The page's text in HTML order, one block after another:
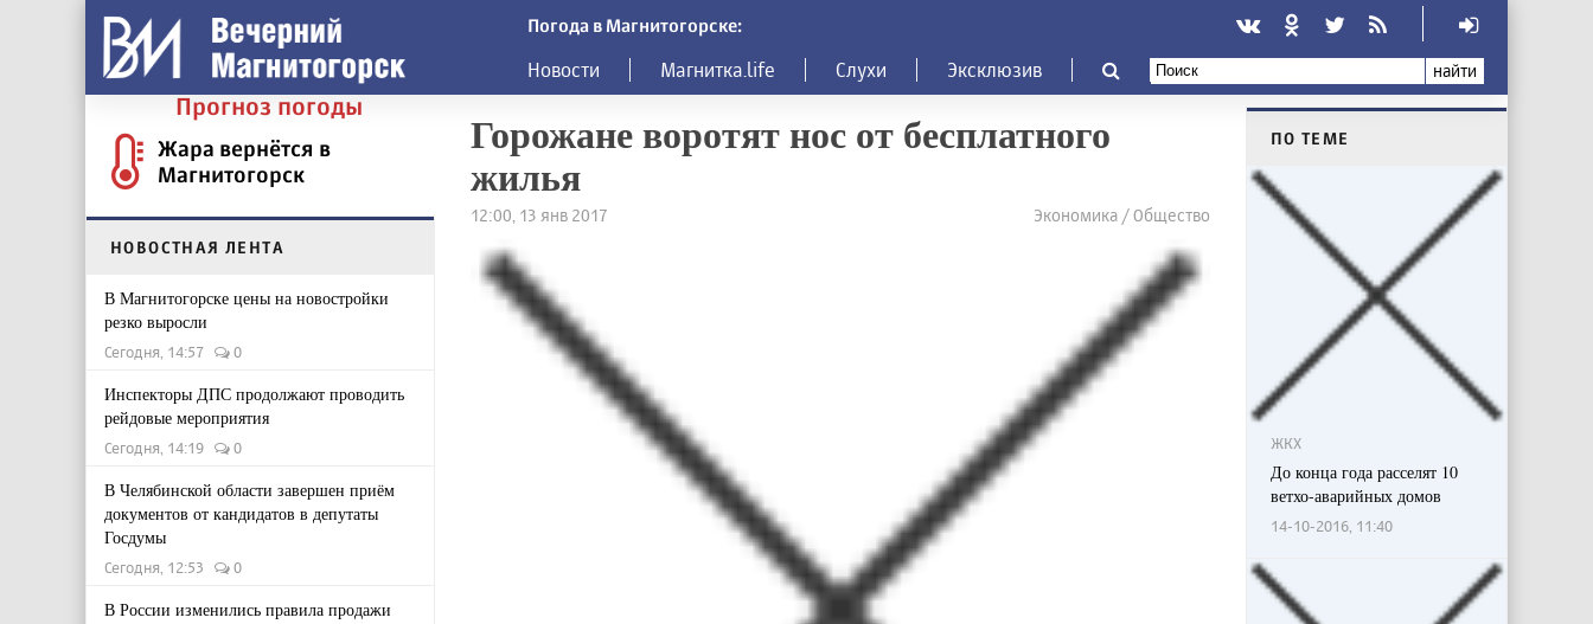
Погода в Магнитогорске:
Новости Магнитка.life Слухи Эксклюзив найти
Прогноз погоды
Жара вернётся в
Магнитогорск
НОВОСТНАЯ ЛЕНТА
В Магнитогорске цены на новостройки
резко выросли
Сегодня, 14:57 0
Инспекторы ДПС продолжают проводить
рейдовые мероприятия
Сегодня, 14:19 0
В Челябинской области завершен приём
документов от кандидатов в депутаты
Госдумы
Сегодня, 12:53 0
В России изменились правила продажи
Горожане воротят нос от бесплатного
жилья
12:00, 13 янв 2017 Экономика / Общество
ПО ТЕМЕ
ЖКХ
До конца года расселят 10
ветхо-аварийных домов
14-10-2016, 11:40